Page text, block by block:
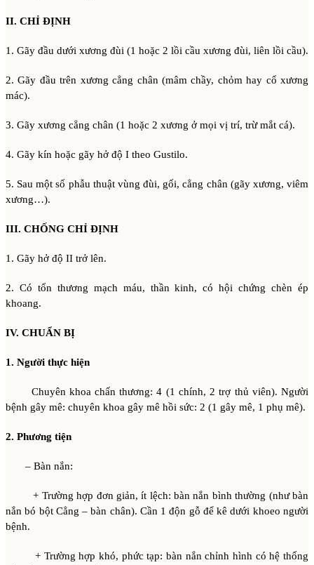
II. CHỈ ĐỊNH
1. Gãy đầu dưới xương đùi (1 hoặc 2 lồi cầu xương đùi, liên lồi cầu).
2. Gãy đầu trên xương cẳng chân (mâm chầy, chỏm hay cổ xương
mác).
3. Gãy xương cẳng chân (1 hoặc 2 xương ở mọi vị trí, trừ mắt cá).
4. Gãy kín hoặc gãy hở độ I theo Gustilo.
5. Sau một số phẫu thuật vùng đùi, gối, cẳng chân (gãy xương, viêm
xương…).
III. CHỐNG CHỈ ĐỊNH
1. Gãy hở độ II trở lên.
2. Có tổn thương mạch máu, thần kinh, có hội chứng chèn ép
khoang.
IV. CHUẨN BỊ
1. Người thực hiện
Chuyên khoa chấn thương: 4 (1 chính, 2 trợ thủ viên). Người
bệnh gây mê: chuyên khoa gây mê hồi sức: 2 (1 gây mê, 1 phụ mê).
2. Phương tiện
– Bàn nắn:
+ Trường hợp đơn giản, ít lệch: bàn nắn bình thường (như bàn
nắn bó bột Cẳng – bàn chân). Cần 1 độn gỗ để kê dưới khoeo người
bệnh.
+ Trường hợp khó, phức tạp: bàn nắn chỉnh hình có hệ thống